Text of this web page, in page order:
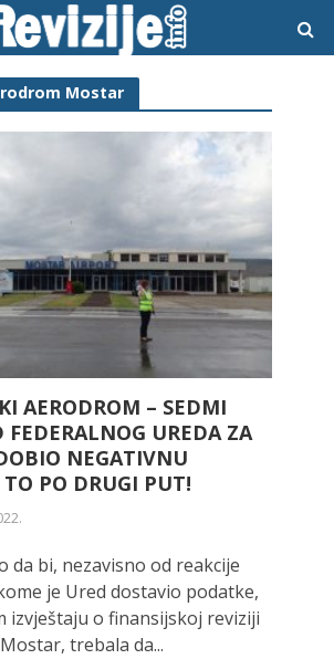
Mostar
AERODROM – SEDMI
FEDERALNOG UREDA ZA
NEGATIVNU
TO PO DRUGI PUT!
da bi, nezavisno od reakcije
je Ured dostavio podatke,
izvještaju o finansijskoj reviziji
trebala da...